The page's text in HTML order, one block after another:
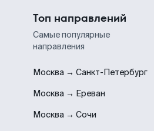
Топ направлений
Самые популярные
направления
Москва → Санкт-Петербург
Москва → Ереван
Москва → Сочи